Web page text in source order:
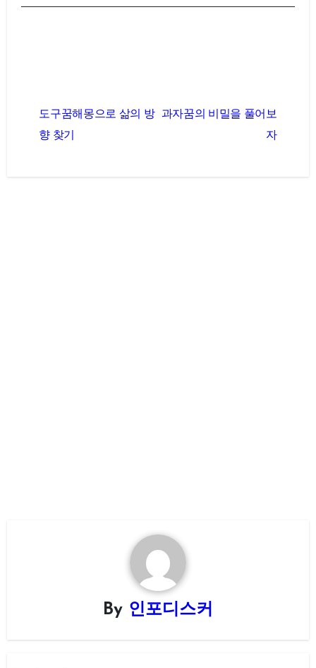
탐
도구꿈해몽으로 삶의 방
향 찾기
과자꿈의 비밀을 풀어보
자
By 인포디스커